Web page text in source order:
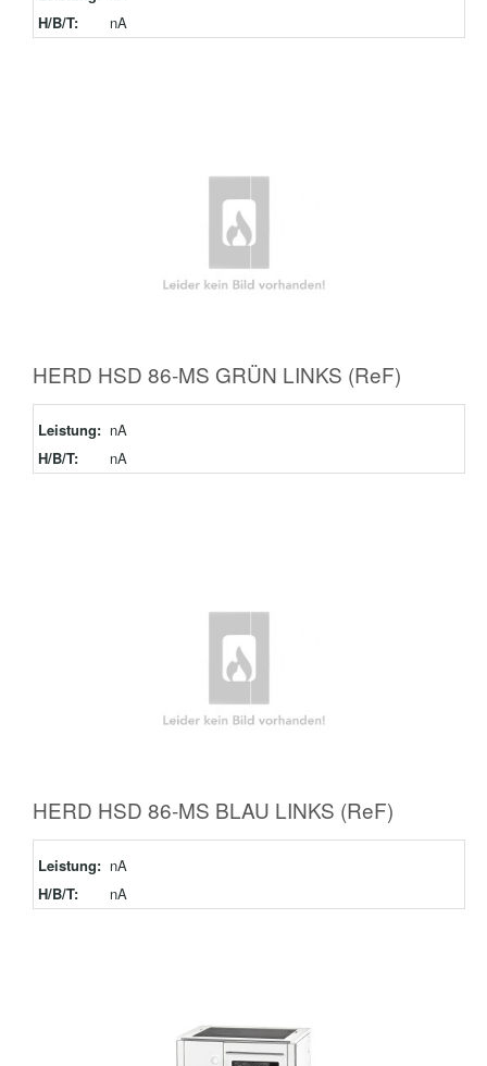
H/B/T:
nA
HERD HSD 86-MS GRÜN LINKS (ReF)
Leistung: nA
H/B/T:
nA
HERD HSD 86-MS BLAU LINKS (ReF)
Leistung: nA
H/B/T:
nA